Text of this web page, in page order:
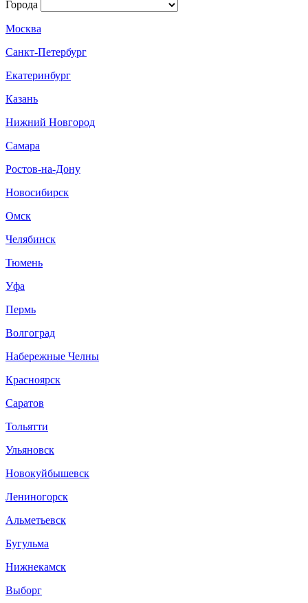
Города
Москва
Санкт-Петербург
Екатеринбург
Казань
Нижний Новгород
Самара
Ростов-на-Дону
Новосибирск
Омск
Челябинск
Тюмень
Уфа
Пермь
Волгоград
Набережные Челны
Красноярск
Саратов
Тольятти
Ульяновск
Новокуйбышевск
Лениногорск
Альметьевск
Бугульма
Нижнекамск
Выборг